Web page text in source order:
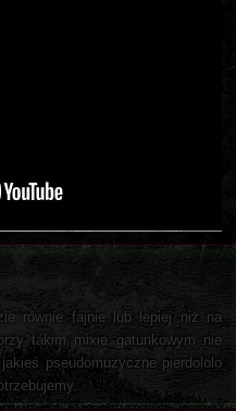
równie fajnie lub lepiej niż na
takim mixie gatunkowym nie
pseudomuzyczne pierdololo